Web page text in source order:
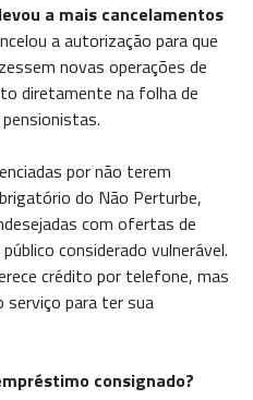
a mais cancelamentos
a autorização para que
novas operações de
diretamente na folha de
por não terem
do Não Perturbe,
com ofertas de
considerado vulnerável.
crédito por telefone, mas
serviço para ter sua
consignado?